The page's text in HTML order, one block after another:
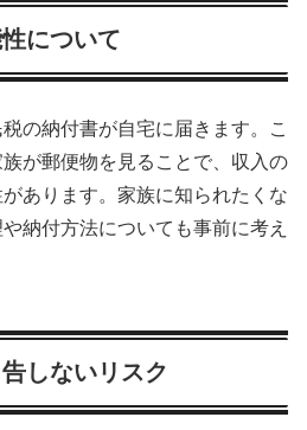
について
の納付書が自宅に届きます。こ
が郵便物を見ることで、収入の
あります。家族に知られたくな
納付方法についても事前に考え
しないリスク